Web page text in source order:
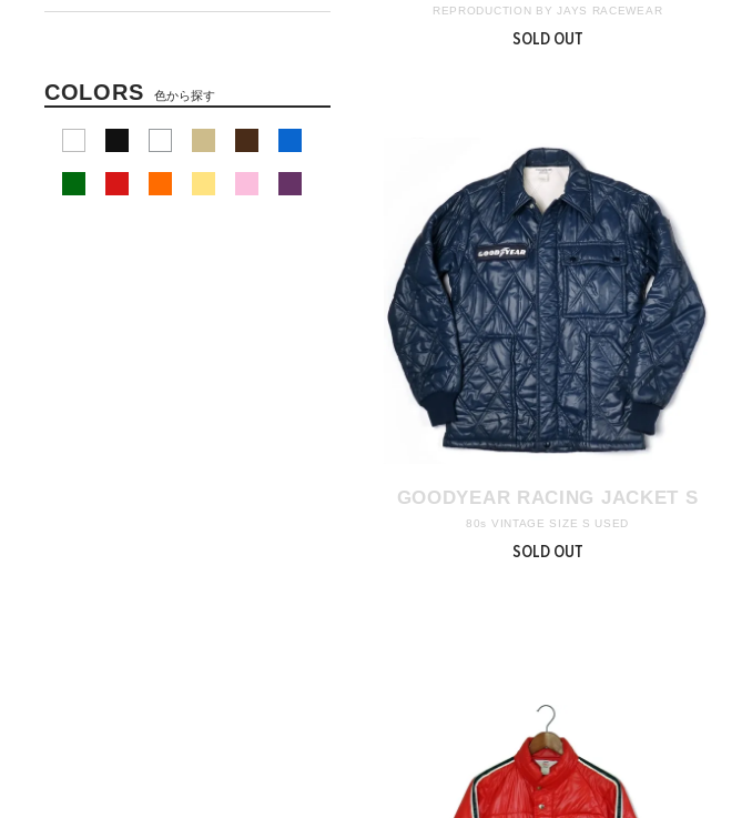
REPRODUCTION BY JAYS RACEWEAR
SOLD OUT
GOODYEAR RACING JACKET S
80s VINTAGE SIZE S USED
SOLD OUT
COLORS 色から探す